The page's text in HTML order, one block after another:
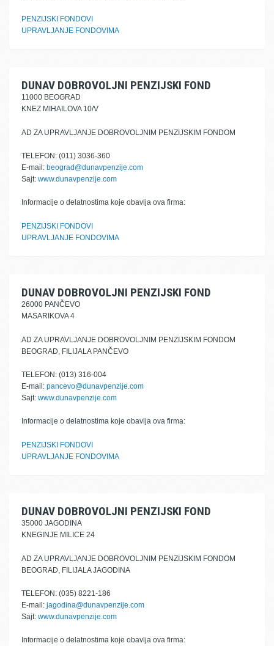
PENZIJSKI FONDOVI
UPRAVLJANJE FONDOVIMA
DUNAV DOBROVOLJNI PENZIJSKI FOND
11000 BEOGRAD
KNEZ MIHAILOVA 10/V
AD ZA UPRAVLJANJE DOBROVOLJNIM PENZIJSKIM FONDOM
TELEFON: (011) 3036-360
E-mail: beograd@dunavpenzije.com
Sajt: www.dunavpenzije.com
Informacije o delatnostima koje obavlja ova firma:
PENZIJSKI FONDOVI
UPRAVLJANJE FONDOVIMA
DUNAV DOBROVOLJNI PENZIJSKI FOND
26000 PANČEVO
MASARIKOVA 4
AD ZA UPRAVLJANJE DOBROVOLJNIM PENZIJSKIM FONDOM
BEOGRAD, FILIJALA PANČEVO
TELEFON: (013) 316-004
E-mail: pancevo@dunavpenzije.com
Sajt: www.dunavpenzije.com
Informacije o delatnostima koje obavlja ova firma:
PENZIJSKI FONDOVI
UPRAVLJANJE FONDOVIMA
DUNAV DOBROVOLJNI PENZIJSKI FOND
35000 JAGODINA
KNEGINJE MILICE 24
AD ZA UPRAVLJANJE DOBROVOLJNIM PENZIJSKIM FONDOM
BEOGRAD, FILIJALA JAGODINA
TELEFON: (035) 8221-186
E-mail: jagodina@dunavpenzije.com
Sajt: www.dunavpenzije.com
Informacije o delatnostima koje obavlja ova firma: